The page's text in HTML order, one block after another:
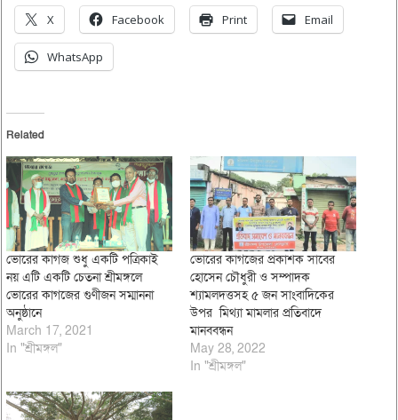
X Facebook Print Email
WhatsApp
Related
ভোরের কাগজ শুধু একটি পত্রিকাই
নয় এটি একটি চেতনা শ্রীমঙ্গলে
ভোরের কাগজের গুণীজন সম্মাননা
অনুষ্ঠানে
March 17, 2021
In "শ্রীমঙ্গল"
ভোরের কাগজের প্রকাশক সাবের
হোসেন চৌধুরী ও সম্পাদক
শ্যামলদত্তসহ ৫ জন সাংবাদিকের
উপর মিথ্যা মামলার প্রতিবাদে
মানববন্ধন
May 28, 2022
In "শ্রীমঙ্গল"